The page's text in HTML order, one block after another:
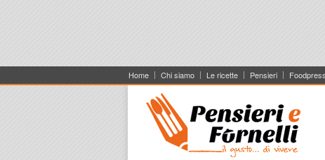
Home Chi siamo Le ricette Pensieri Foodpress